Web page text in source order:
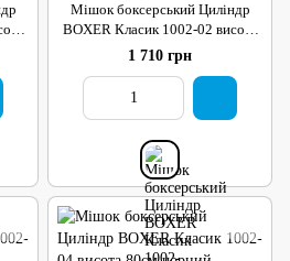
Мішок боксерський Циліндр
BOXER Класик 1002-02 висота
120см чорний
1 710 грн